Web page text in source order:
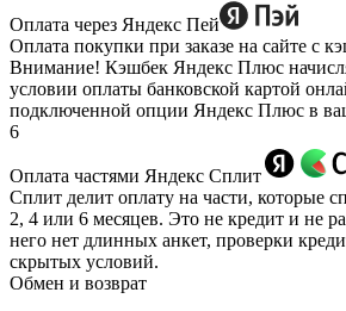
Оплата через Яндекс Пей
Оплата покупки при заказе на сайте с
Внимание! Кэшбек Яндекс Плюс
условии оплаты банковской картой
подключенной опции Яндекс Плюс в
6
Оплата частями Яндекс Сплит
Сплит делит оплату на части, которые
2, 4 или 6 месяцев. Это не кредит и не
него нет длинных анкет, проверки
скрытых условий.
Обмен и возврат